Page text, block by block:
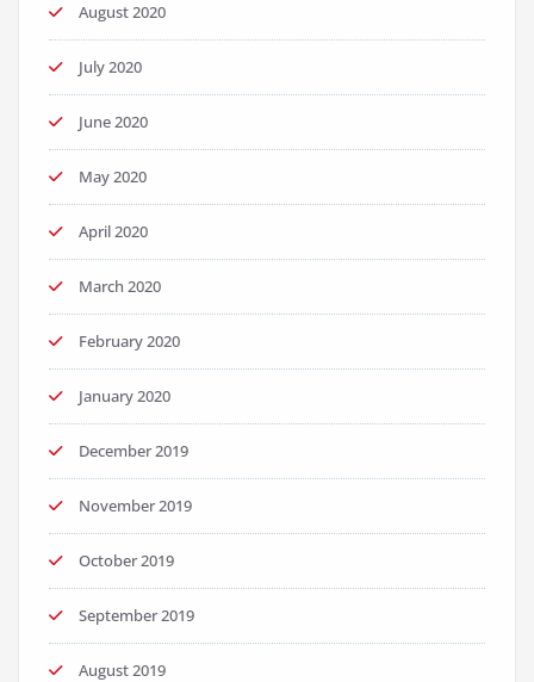
August 2020
July 2020
June 2020
May 2020
April 2020
March 2020
February 2020
January 2020
December 2019
November 2019
October 2019
September 2019
August 2019